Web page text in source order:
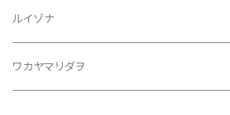
ルイゾナ
ワカヤマリダヲ